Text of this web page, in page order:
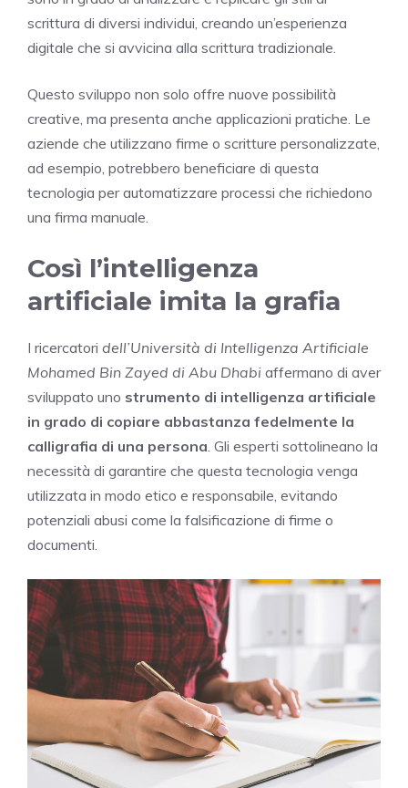
scrittura di diversi individui, creando un’esperienza
digitale che si avvicina alla scrittura tradizionale.
Questo sviluppo non solo offre nuove possibilità
creative, ma presenta anche applicazioni pratiche. Le
aziende che utilizzano firme o scritture personalizzate,
ad esempio, potrebbero beneficiare di questa
tecnologia per automatizzare processi che richiedono
una firma manuale.
Così l’intelligenza
artificiale imita la grafia
I ricercatori dell’Università di Intelligenza Artificiale
Mohamed Bin Zayed di Abu Dhabi affermano di aver
sviluppato uno strumento di intelligenza artificiale
in grado di copiare abbastanza fedelmente la
calligrafia di una persona. Gli esperti sottolineano la
necessità di garantire che questa tecnologia venga
utilizzata in modo etico e responsabile, evitando
potenziali abusi come la falsificazione di firme o
documenti.